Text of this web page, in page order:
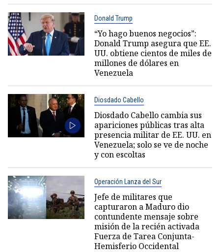
Donald Trump
“Yo hago buenos negocios”:
Donald Trump asegura que EE.
UU. obtiene cientos de miles de
millones de dólares en
Venezuela
Diosdado Cabello
Diosdado Cabello cambia sus
apariciones públicas tras alta
presencia militar de EE. UU. en
Venezuela; solo se ve de noche
y con escoltas
Operación Lanza del Sur
Jefe de militares que
capturaron a Maduro dio
contundente mensaje sobre
misión de la recién activada
Fuerza de Tarea Conjunta-
Hemisferio Occidental